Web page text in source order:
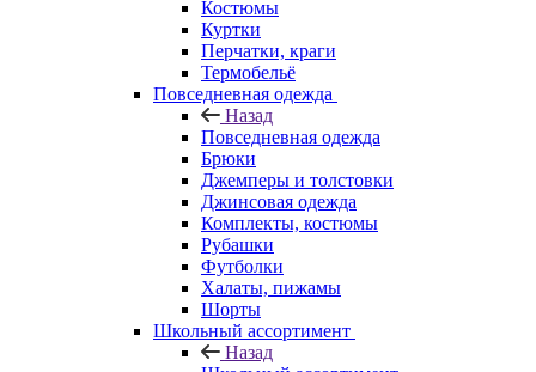
Костюмы
Куртки
Перчатки, краги
Термобельё
Повседневная одежда
Назад
Повседневная одежда
Брюки
Джемперы и толстовки
Джинсовая одежда
Комплекты, костюмы
Рубашки
Футболки
Халаты, пижамы
Шорты
Школьный ассортимент
Назад